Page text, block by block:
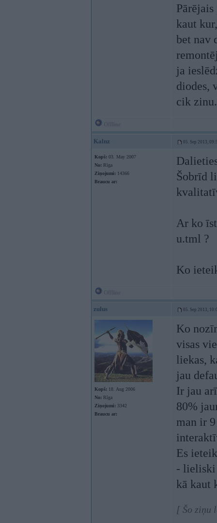
kaut
bet nav
ja
diodes,
cik zinu.
Kalnz 05. Sep 2013,
Kopš: 03. May 2007
No: Rīga
Ziņojumi: 14366
Braucu ar:
Šobrīd
Ar ko
u.tml ?
Ko
zulus 05. Sep 2013,
Kopš: 18. Aug 2006
No: Rīga
Ziņojumi: 3342
Braucu ar:
Ko
visas
liekas,
jau
Ir jau
80%
man ir
Es
- lieliski
kā kaut
[ Šo ziņu